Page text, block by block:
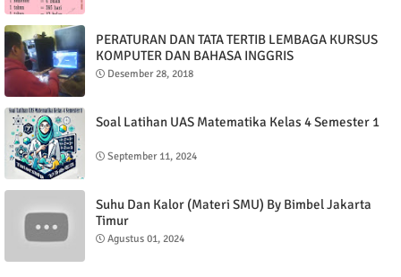
PERATURAN DAN TATA TERTIB LEMBAGA KURSUS
KOMPUTER DAN BAHASA INGGRIS
Desember 28, 2018
Soal Latihan UAS Matematika Kelas 4 Semester 1
September 11, 2024
Suhu Dan Kalor (Materi SMU) By Bimbel Jakarta
Timur
Agustus 01, 2024